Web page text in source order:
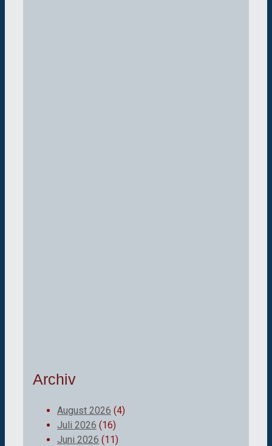
Archiv
August 2026 (4)
Juli 2026 (16)
Juni 2026 (11)